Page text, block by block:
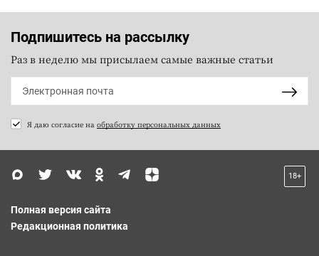
Подпишитесь на рассылку
Раз в неделю мы присылаем самые важные статьи
Я даю согласие на обработку персональных данных
18+
Полная версия сайта
Редакционная политика